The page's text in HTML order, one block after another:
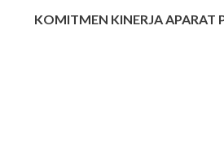
KOMITMEN KINERJA APARAT